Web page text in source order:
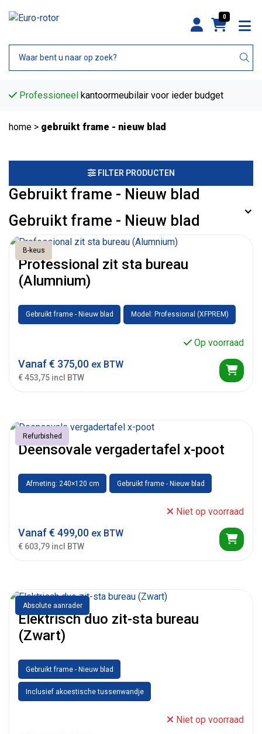
0
Professioneel kantoormeubilair voor ieder budget
home > gebruikt frame - nieuw blad
FILTER PRODUCTEN
Gebruikt frame - Nieuw blad
Gebruikt frame - Nieuw blad
B-keus
Professional zit sta bureau
(Alumnium)
Gebruikt frame - Nieuw blad Model: Professional (XFPREM)
Op voorraad
Vanaf€ 375,00 ex BTW
€ 453,75 incl BTW
Refurbished
Deensovale vergadertafel x-poot
Afmeting: 240×120 cm Gebruikt frame - Nieuw blad
Niet op voorraad
Vanaf€ 499,00 ex BTW
€ 603,79 incl BTW
Absolute aanrader
Elektrisch duo zit-sta bureau
(Zwart)
Gebruikt frame - Nieuw blad
Inclusief akoestische tussenwandje
Niet op voorraad